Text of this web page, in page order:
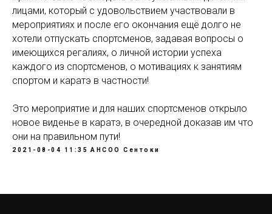
лицами, который с удовольствием участвовали в
мероприятиях и после его окончания ещё долго не
хотели отпускать спортсменов, задавая вопросы о
имеющихся регалиях, о личной истории успеха
каждого из спортсменов, о мотивациях к занятиям
спортом и каратэ в частности!
Это мероприятие и для наших спортсменов открыло
новое виденье в каратэ, в очередной доказав им что
они на правильном пути!
2021-08-04 11:35 АНСОО Сентоки